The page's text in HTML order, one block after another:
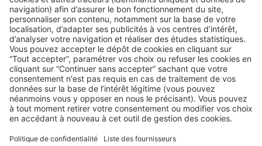
AU QUOTIDIEN,LA LÉGISLATION
Mieux vendre grâce au Diagnostic de
Performance Numérique
Disposer d'un accès à Internet performant dans un
logement est un argument décisif. Le Diagnostic de
Performance ...